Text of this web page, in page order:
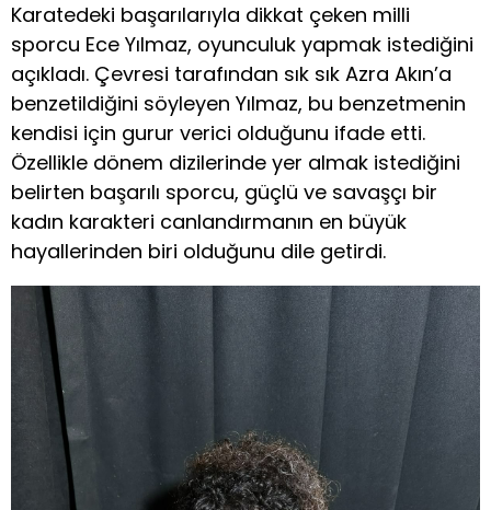
Karatedeki başarılarıyla dikkat çeken milli
sporcu Ece Yılmaz, oyunculuk yapmak istediğini
açıkladı. Çevresi tarafından sık sık Azra Akın’a
benzetildiğini söyleyen Yılmaz, bu benzetmenin
kendisi için gurur verici olduğunu ifade etti.
Özellikle dönem dizilerinde yer almak istediğini
belirten başarılı sporcu, güçlü ve savaşçı bir
kadın karakteri canlandırmanın en büyük
hayallerinden biri olduğunu dile getirdi.